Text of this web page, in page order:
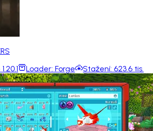
1.20.1 Loader: Forge Stažení: 623.6 tis.